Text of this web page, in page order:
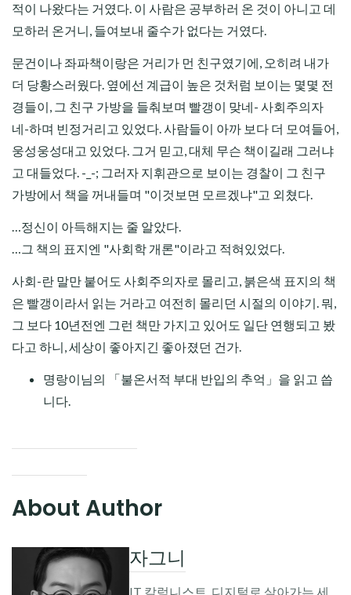
적이 나왔다는 거였다. 이 사람은 공부하러 온 것이 아니고 데
모하러 온거니, 들여보내 줄수가 없다는 거였다.
문건이나 좌파책이랑은 거리가 먼 친구였기에, 오히려 내가
더 당황스러웠다. 옆에선 계급이 높은 것처럼 보이는 몇몇 전
경들이, 그 친구 가방을 들춰보며 빨갱이 맞네- 사회주의자
네-하며 빈정거리고 있었다. 사람들이 아까 보다 더 모여들어,
웅성웅성대고 있었다. 그거 믿고, 대체 무슨 책이길래 그러냐
고 대들었다. -_-; 그러자 지휘관으로 보이는 경찰이 그 친구
가방에서 책을 꺼내들며 "이것보면 모르겠냐"고 외쳤다.
…정신이 아득해지는 줄 알았다.
…그 책의 표지엔 "사회학 개론"이라고 적혀있었다.
사회-란 말만 붙어도 사회주의자로 몰리고, 붉은색 표지의 책
은 빨갱이라서 읽는 거라고 여전히 몰리던 시절의 이야기. 뭐,
그 보다 10년전엔 그런 책만 가지고 있어도 일단 연행되고 봤
다고 하니, 세상이 좋아지긴 좋아졌던 건가.
명랑이님의 「불온서적 부대 반입의 추억」을 읽고 씁
니다.
About Author
자그니
IT 칼럼니스트. 디지털로 살아가는 세